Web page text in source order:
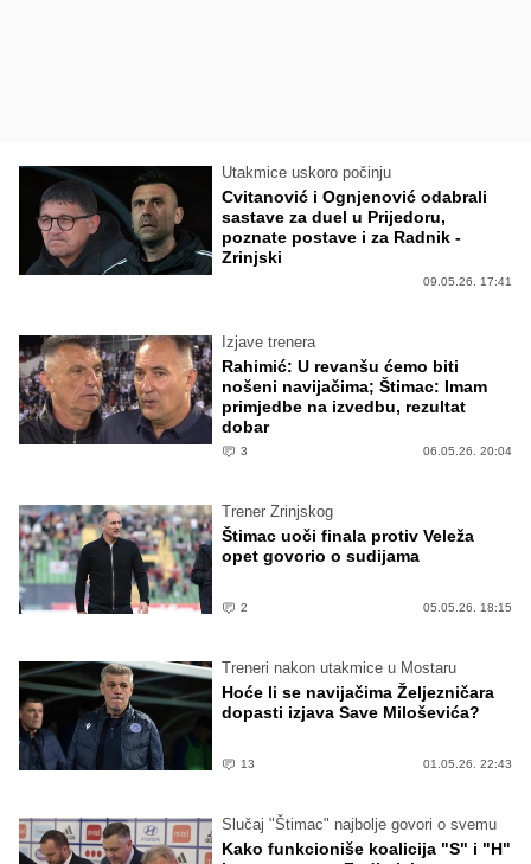
Utakmice uskoro počinju
Cvitanović i Ognjenović odabrali
sastave za duel u Prijedoru,
poznate postave i za Radnik -
Zrinjski
09.05.26. 17:41
Izjave trenera
Rahimić: U revanšu ćemo biti
nošeni navijačima; Štimac: Imam
primjedbe na izvedbu, rezultat
dobar
3 06.05.26. 20:04
Trener Zrinjskog
Štimac uoči finala protiv Veleža
opet govorio o sudijama
2 05.05.26. 18:15
Treneri nakon utakmice u Mostaru
Hoće li se navijačima Željezničara
dopasti izjava Save Miloševića?
13 01.05.26. 22:43
Slučaj "Štimac" najbolje govori o svemu
Kako funkcioniše koalicija "S" i "H"